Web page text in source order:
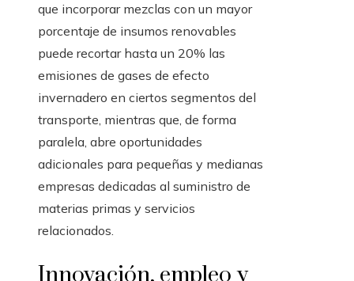
que incorporar mezclas con un mayor
porcentaje de insumos renovables
puede recortar hasta un 20% las
emisiones de gases de efecto
invernadero en ciertos segmentos del
transporte, mientras que, de forma
paralela, abre oportunidades
adicionales para pequeñas y medianas
empresas dedicadas al suministro de
materias primas y servicios
relacionados.
Innovación, empleo y